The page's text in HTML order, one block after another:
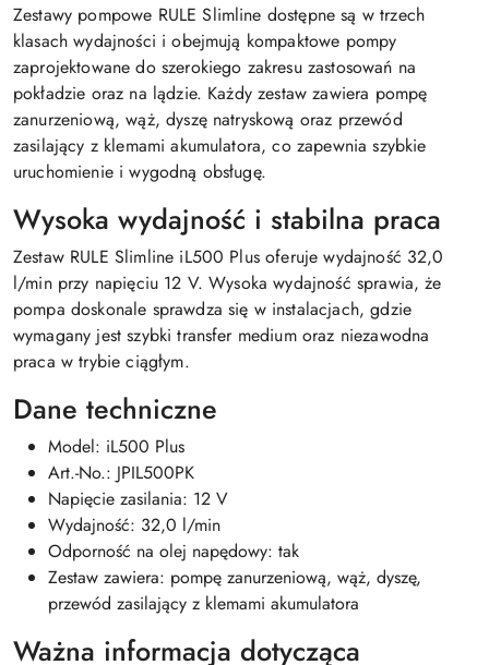
Zestawy pompowe RULE Slimline dostępne są w trzech
klasach wydajności i obejmują kompaktowe pompy
zaprojektowane do szerokiego zakresu zastosowań na
pokładzie oraz na lądzie. Każdy zestaw zawiera pompę
zanurzeniową, wąż, dyszę natryskową oraz przewód
zasilający z klemami akumulatora, co zapewnia szybkie
uruchomienie i wygodną obsługę.
Wysoka wydajność i stabilna praca
Zestaw RULE Slimline iL500 Plus oferuje wydajność 32,0
l/min przy napięciu 12 V. Wysoka wydajność sprawia, że
pompa doskonale sprawdza się w instalacjach, gdzie
wymagany jest szybki transfer medium oraz niezawodna
praca w trybie ciągłym.
Dane techniczne
Model: iL500 Plus
Art.-No.: JPIL500PK
Napięcie zasilania: 12 V
Wydajność: 32,0 l/min
Odporność na olej napędowy: tak
Zestaw zawiera: pompę zanurzeniową, wąż, dyszę,
przewód zasilający z klemami akumulatora
Ważna informacja dotycząca